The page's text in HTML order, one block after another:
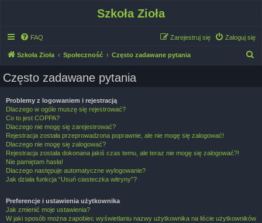
Szkoła Zioła
FAQ Zaloguj się
Zarejestruj się
Szkoła Zioła Społeczność Często zadawane pytania
Często zadawane pytania
Problemy z logowaniem i rejestracją
Dlaczego w ogóle muszę się rejestrować?
Co to jest COPPA?
Dlaczego nie mogę się zarejestrować?
Rejestracja została przeprowadzona poprawnie, ale nie mogę się zalogować!
Dlaczego nie mogę się zalogować?
Rejestracja została dokonana jakiś czas temu, ale teraz nie mogę się zalogować?!
Nie pamiętam hasła!
Dlaczego następuje automatyczne wylogowanie?
Jak działa funkcja “Usuń ciasteczka witryny”?
Preferencje i ustawienia użytkownika
Jak zmienić moje ustawienia?
W jaki sposób można zapobiec wyświetlaniu nazwy użytkownika na liście użytkowników